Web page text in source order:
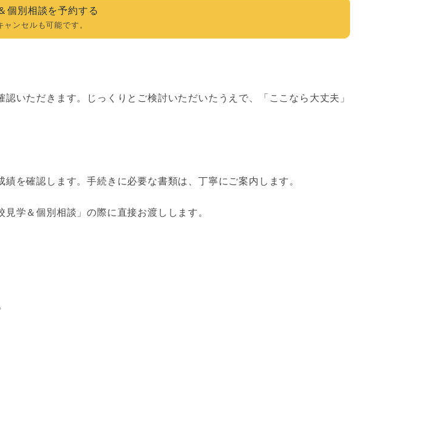
個別相談を予約する
ャンセルも可能です。
いただきます。じっくりとご検討いただいたうえで、「ここなら大丈夫」
を確認します。手続きに必要な書類は、丁寧にご案内します。
学＆個別相談」の際に直接お渡しします。